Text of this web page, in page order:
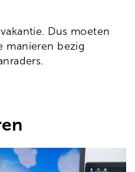
Dus moeten
manieren bezig